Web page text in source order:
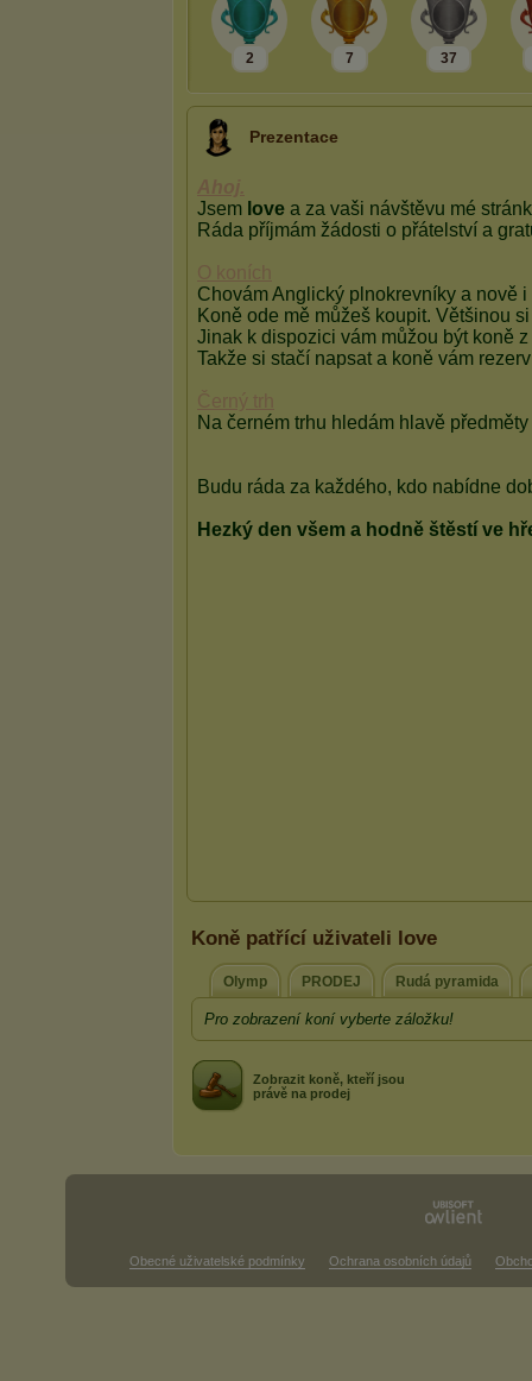
2 7 37
Prezentace
Koně patřící uživateli love
Olymp PRODEJ Rudá pyramida
Pro zobrazení koní vyberte záložku!
Zobrazit koně, kteří jsou
právě na prodej
Obecné uživatelské podmínky Ochrana osobních údajů